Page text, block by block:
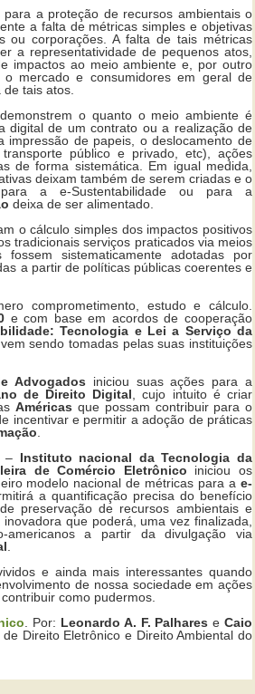
a proteção de recursos ambientais o
a falta de métricas simples e objetivas
ou corporações. A falta de tais métricas
a representatividade de pequenos atos,
impactos ao meio ambiente e, por outro
mercado e consumidores em geral de
tais atos.
o quanto o meio ambiente é
digital de um contrato ou a realização de
impressão de papeis, o deslocamento de
público e privado, etc), ações
de forma sistemática. Em igual medida,
deixam também de serem criadas e o
a e-Sustentabilidade ou para a
deixa de ser alimentado.
o cálculo simples dos impactos positivos
tradicionais serviços praticados via meios
sistematicamente adotadas por
a partir de políticas públicas coerentes e
comprometimento, estudo e cálculo.
e com base em acordos de cooperação
Tecnologia e Lei a Serviço da
sendo tomadas pelas suas instituições
Advogados iniciou suas ações para a
de Direito Digital , cujo intuito é criar
Américas que possam contribuir para o
incentivar e permitir a adoção de práticas
– Instituto nacional da Tecnologia da
de Comércio Eletrônico iniciou os
modelo nacional de métricas para a e-
a quantificação precisa do benefício
preservação de recursos ambientais e
inovadora que poderá, uma vez finalizada,
a partir da divulgação via
e ainda mais interessantes quando
de nossa sociedade em ações
como pudermos.
. Por: Leonardo A. F. Palharese Caio
de Direito Eletrônico e Direito Ambiental do